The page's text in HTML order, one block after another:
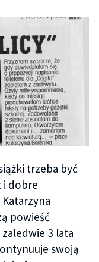
trzeba być
i dobre
powieść
zaledwie 3 lata
swoją